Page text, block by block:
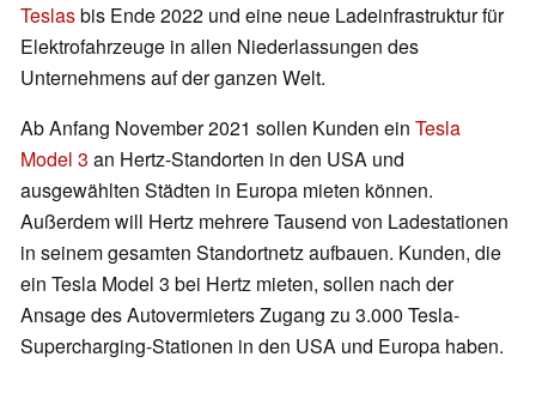
Teslasbis Ende 2022 und eine neue Ladeinfrastruktur für
Elektrofahrzeuge in allen Niederlassungen des
Unternehmens auf der ganzen Welt.
Ab Anfang November 2021 sollen Kunden ein Tesla
Model 3 an Hertz-Standorten in den USA und
ausgewählten Städten in Europa mieten können.
Außerdem will Hertz mehrere Tausend von Ladestationen
in seinem gesamten Standortnetz aufbauen. Kunden, die
ein Tesla Model 3 bei Hertz mieten, sollen nach der
Ansage des Autovermieters Zugang zu 3.000 Tesla-
Supercharging-Stationen in den USA und Europa haben.